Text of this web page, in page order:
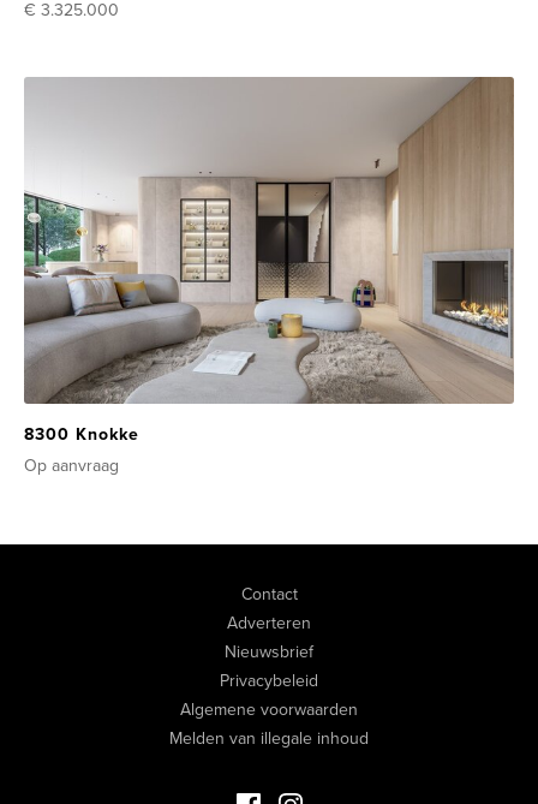
€ 3.325.000
8300 Knokke
Op aanvraag
Contact
Adverteren
Nieuwsbrief
Privacybeleid
Algemene voorwaarden
Melden van illegale inhoud